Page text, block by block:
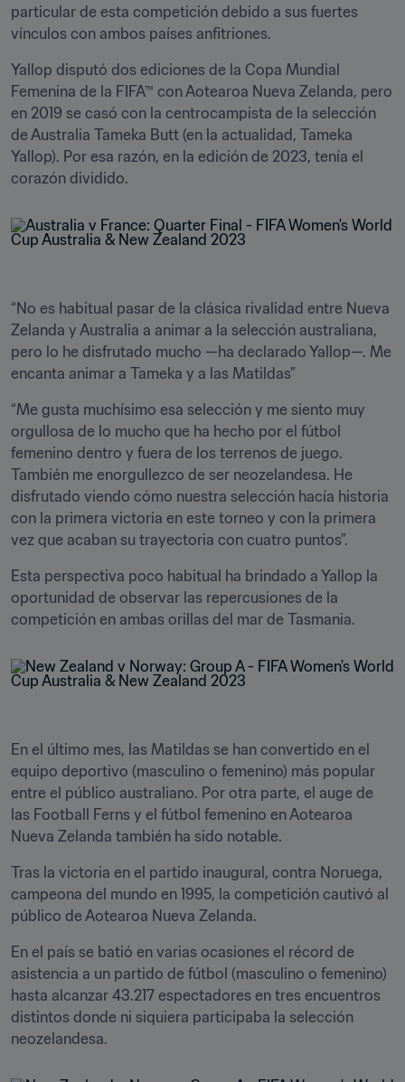
particular de esta competición debido a sus fuertes
vínculos con ambos países anfitriones.
Yallop disputó dos ediciones de la Copa Mundial
Femenina de la FIFA™ con Aotearoa Nueva Zelanda, pero
en 2019 se casó con la centrocampista de la selección
de Australia Tameka Butt (en la actualidad, Tameka
Yallop). Por esa razón, en la edición de 2023, tenía el
corazón dividido.
“No es habitual pasar de la clásica rivalidad entre Nueva
Zelanda y Australia a animar a la selección australiana,
pero lo he disfrutado mucho —ha declarado Yallop—. Me
encanta animar a Tameka y a las Matildas”
“Me gusta muchísimo esa selección y me siento muy
orgullosa de lo mucho que ha hecho por el fútbol
femenino dentro y fuera de los terrenos de juego.
También me enorgullezco de ser neozelandesa. He
disfrutado viendo cómo nuestra selección hacía historia
con la primera victoria en este torneo y con la primera
vez que acaban su trayectoria con cuatro puntos”.
Esta perspectiva poco habitual ha brindado a Yallop la
oportunidad de observar las repercusiones de la
competición en ambas orillas del mar de Tasmania.
En el último mes, las Matildas se han convertido en el
equipo deportivo (masculino o femenino) más popular
entre el público australiano. Por otra parte, el auge de
las Football Ferns y el fútbol femenino en Aotearoa
Nueva Zelanda también ha sido notable.
Tras la victoria en el partido inaugural, contra Noruega,
campeona del mundo en 1995, la competición cautivó al
público de Aotearoa Nueva Zelanda.
En el país se batió en varias ocasiones el récord de
asistencia a un partido de fútbol (masculino o femenino)
hasta alcanzar 43.217 espectadores en tres encuentros
distintos donde ni siquiera participaba la selección
neozelandesa.